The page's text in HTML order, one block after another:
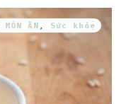
MÓN ĂN Sức khỏe